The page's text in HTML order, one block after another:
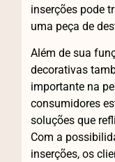
inserções pode
uma peça de
Além de sua
decorativas
importante na
consumidores
soluções que
Com a
inserções, os